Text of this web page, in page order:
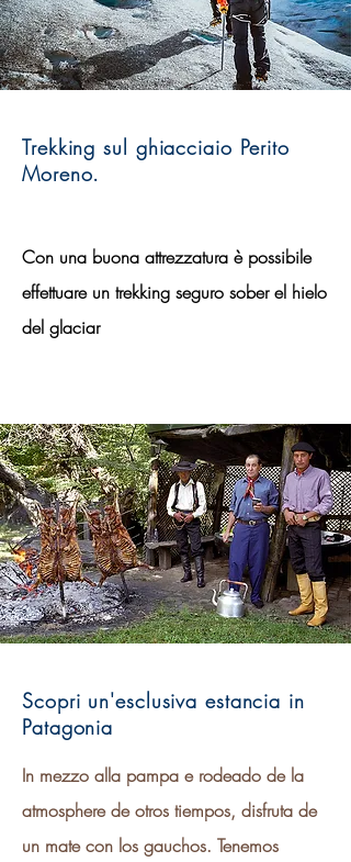
Trekking sul ghiacciaio Perito
Moreno.
Con una buona attrezzatura è possibile
effettuare un trekking seguro sober el hielo
del glaciar
Scopri un'esclusiva estancia in
Patagonia
In mezzo alla pampa e rodeado de la
atmosphere de otros tiempos, disfruta de
un mate con los gauchos. Tenemos